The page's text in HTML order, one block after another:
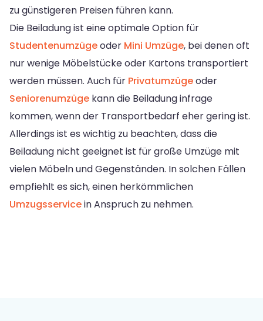
zu günstigeren Preisen führen kann.
Die Beiladung ist eine optimale Option für
Studentenumzügeoder Mini Umzüge, bei denen oft
nur wenige Möbelstücke oder Kartons transportiert
werden müssen. Auch für Privatumzügeoder
Seniorenumzüge kann die Beiladung infrage
kommen, wenn der Transportbedarf eher gering ist.
Allerdings ist es wichtig zu beachten, dass die
Beiladung nicht geeignet ist für große Umzüge mit
vielen Möbeln und Gegenständen. In solchen Fällen
empfiehlt es sich, einen herkömmlichen
Umzugsservicein Anspruch zu nehmen.